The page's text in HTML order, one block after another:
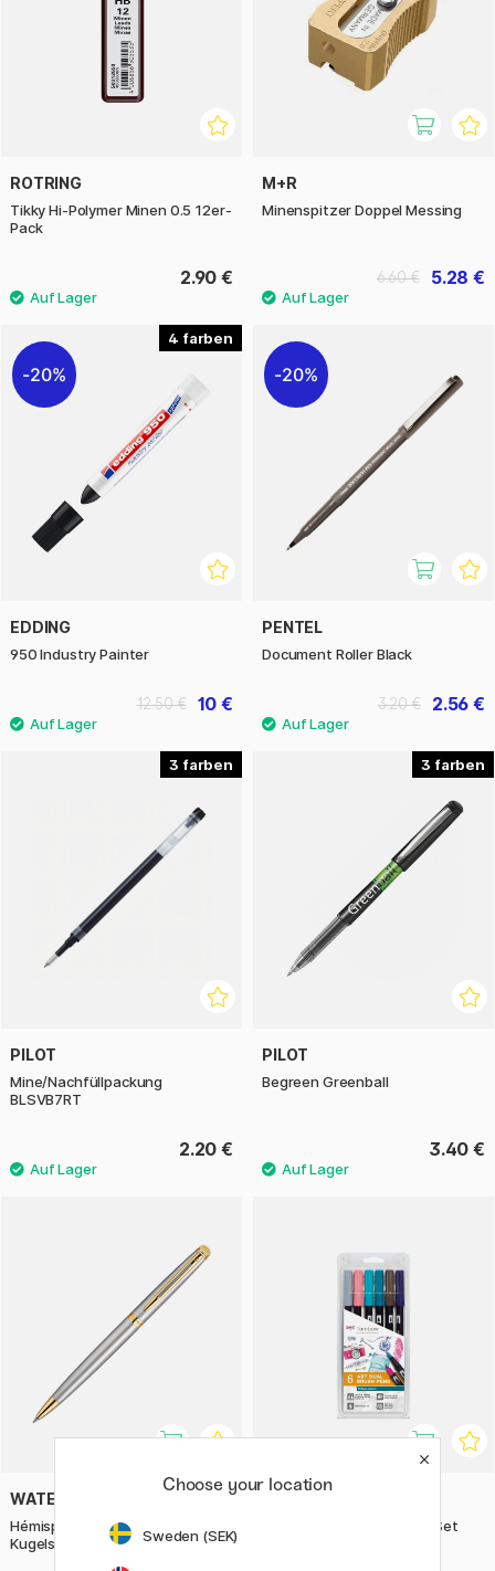
ROTRING
Tikky Hi-Polymer Minen 0.5 12er-
Pack
2.90 €
M+R
Minenspitzer Doppel Messing
5.28 €
6.60 €
4
20%
EDDING
950 Industry Painter
10 €
12.50 €
20%
PENTEL
Document Roller Black
2.56 €
3.20 €
3
PILOT
Mine/Nachfüllpackung
BLSVB7RT
2.20 €
3
PILOT
Begreen Greenball
3.40 €
WATERMAN
Hémisphère Steel/Gold
Kugelschreiber
ABT Dual Brush Stift 6er-Set
Choose your location
Sweden (SEK)